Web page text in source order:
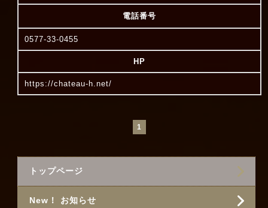
電話番号
0577-33-0455
HP
https://chateau-h.net/
1
トップページ
New！ お知らせ